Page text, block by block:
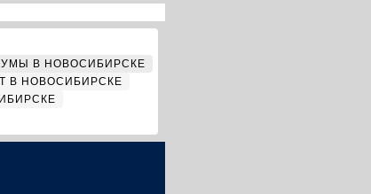
В НОВОСИБИРСКЕ
В НОВОСИБИРСКЕ